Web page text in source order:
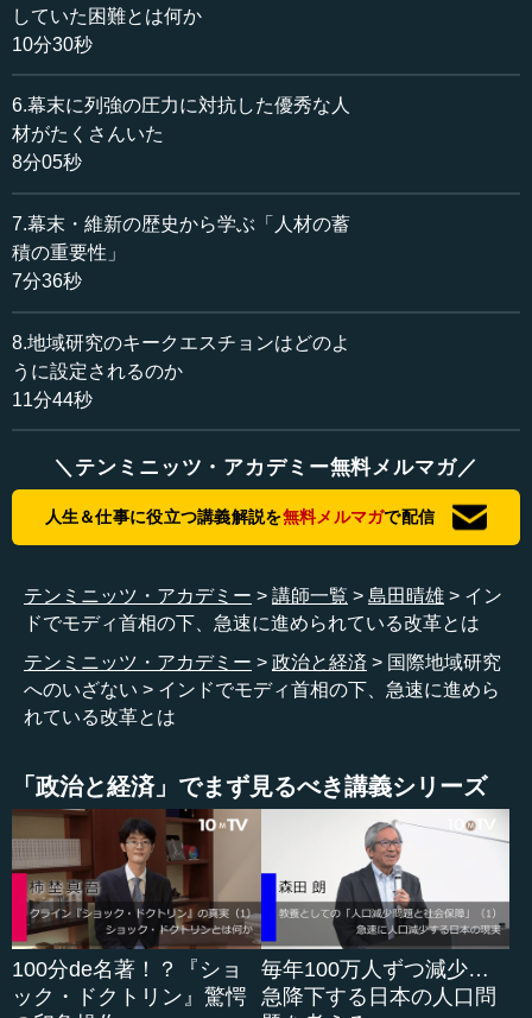
これまでの世界を仕切っていたのはアメリカです。それ
に対して、中国が覇権を持とうという動きを示しており、
年後には、この両国に比肩する第3の強力な経済として存在
するかもしれません。したがって、われわれは今からイン
ドについて学んでおく必要があるのです。こうした背景
が、インドという国を研究する共通のモティベーションに
IT立国として成長の立役者は、インド南部にあるバンガ
ロールという最先端都市です。シリコンバレーの下請けと
して、急速に発展しました。ところが、下請けを続けるう
ちに、さまざまな技術を身につけ、最近では自己開発がで
きるようになり、とうとう技術開発水準でシリコンバレー
に肩を並べるようになりました。しかも、これが起点とな
インドには13億人の国民がいる上に、もともと数学が強
い民族性だといわれています。したがって、超優秀な人材
たIITと呼ばれる世界最高水準の大学が、インドには23校あ
ります。これらの大学から、1年間に合計で9000人程度の
学生が卒業するのですが、彼らは世界の諸国から見ると垂
涎の的です。こうした理由で、アメリカやヨーロッパ、中
国、韓国の企業が、バンガロールを中心にインドに大量に
進出しています。ですので、バンガロールはアメリカのシ
ンスフォーメーションの中心になる可能性があります。可
能性ではなく、すでになっているといっても過言ではない
●インドはリーダー国としての資質を身につけていく
必要がある
この国が世界のリーダー国となるかどうかは、キー・ク
していた困難とは何か
10分30秒
6.幕末に列強の圧力に対抗した優秀な人
材がたくさんいた
8分05秒
7.幕末・維新の歴史から学ぶ「人材の蓄
積の重要性」
7分36秒
8.地域研究のキークエスチョンはどのよ
うに設定されるのか
11分44秒
＼テンミニッツ・アカデミー無料メルマガ／
人生＆仕事に役立つ講義解説を無料メルマガで配信
テンミニッツ・アカデミー 講師一覧 島田晴雄
イン
ドでモディ首相の下、急速に進められている改革とは
テンミニッツ・アカデミー
政治と経済
国際地域研究
へのいざない
インドでモディ首相の下、急速に進めら
れている改革とは
「政治と経済」でまず見るべき講義シリーズ
100分de名著！？『ショ
ック・ドクトリン』驚愕
毎年100万人ずつ減少…
急降下する日本の人口問